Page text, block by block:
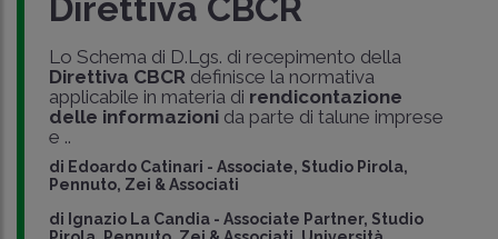
Lo Schema di D.Lgs. di recepimento della
Direttiva CBCR definisce la normativa
applicabile in materia di rendicontazione
delle informazionida parte di talune imprese
e ..
di Edoardo Catinari - Associate, Studio Pirola,
Pennuto, Zei & Associati
di Ignazio La Candia - Associate Partner, Studio